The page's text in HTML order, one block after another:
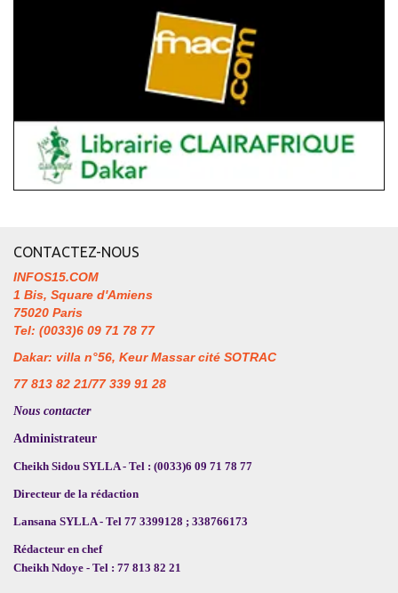
CONTACTEZ-NOUS
INFOS15.COM
1 Bis, Square d'Amiens
75020 Paris
Tel: (0033)6 09 71 78 77
Dakar: villa n°56, Keur Massar cité SOTRAC
77 813 82 21/77 339 91 28
Nous contacter
Administrateur
Cheikh Sidou SYLLA - Tel : (0033)6 09 71 78 77
Directeur de la rédaction
Lansana SYLLA - Tel 77 3399128 ; 338766173
Rédacteur en chef
Cheikh Ndoye - Tel : 77 813 82 21